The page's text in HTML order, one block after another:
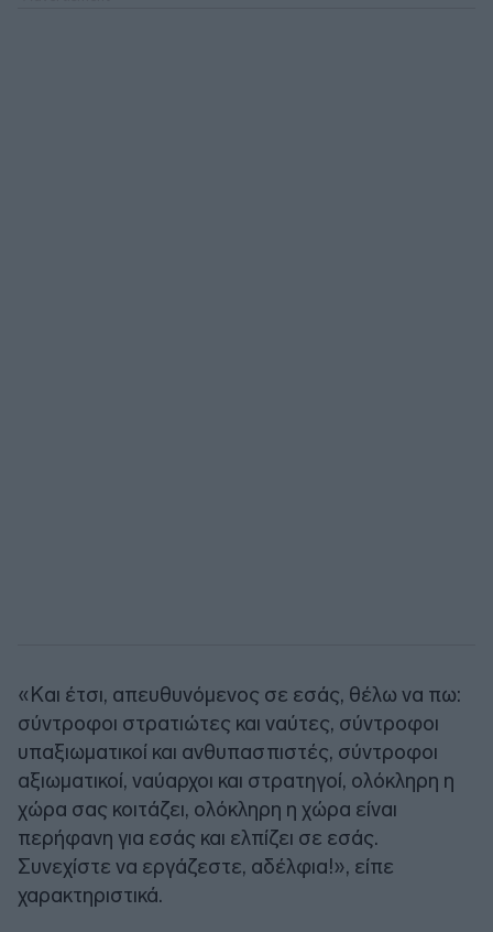
«Και έτσι, απευθυνόμενος σε εσάς, θέλω να πω:
σύντροφοι στρατιώτες και ναύτες, σύντροφοι
υπαξιωματικοί και ανθυπασπιστές, σύντροφοι
αξιωματικοί, ναύαρχοι και στρατηγοί, ολόκληρη η
χώρα σας κοιτάζει, ολόκληρη η χώρα είναι
περήφανη για εσάς και ελπίζει σε εσάς.
Συνεχίστε να εργάζεστε, αδέλφια!», είπε
χαρακτηριστικά.